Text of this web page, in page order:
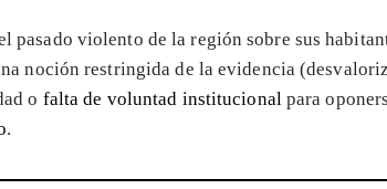
pasado violento de la región sobre sus
noción restringida de la evidencia
o falta de voluntad institucionalpara
.